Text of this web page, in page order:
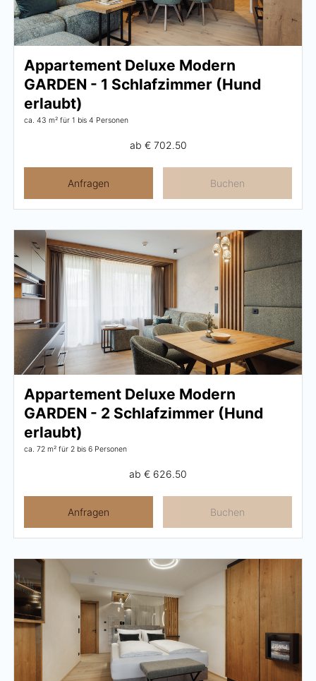
Wohnen im Überblick
Angebote
Inklusivleistungen
Buchungsinfos
Wellness
Wellness im Überblick
AQUAlpin
SPAlpin
Behandlungen
Restaurant Anna's Stubn
Restaurant
Lounge
Appartement Deluxe Modern
GARDEN - 1 Schlafzimmer (Hund
erlaubt)
ca. 43 m² für 1 bis 4 Personen
ab € 702.50
Anfragen Buchen
Appartement Deluxe Modern
GARDEN - 2 Schlafzimmer (Hund
erlaubt)
ca. 72 m² für 2 bis 6 Personen
ab € 626.50
Anfragen Buchen